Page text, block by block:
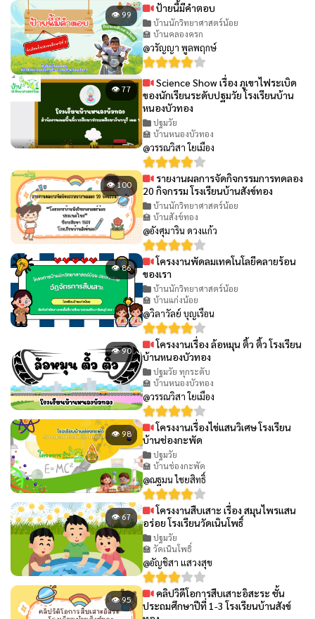
👁 99 ป้ายนี้มีคำตอบ
บ้านนักวิทยาศาสตร์น้อย
🏫 บ้านคลองครก
@วรัญญา พูลพฤกษ์
👁 77
Science Show เรื่อง ภูเขาไฟระเบิด
ของนักเรียนระดับปฐมวัย โรงเรียนบ้าน
หนองบัวทอง
ปฐมวัย
🏫 บ้านหนองบัวทอง
@วรรณวิสา ใยเมือง
👁 100
รายงานผลการจัดกิจกรรมการทดลอง
20 กิจกรรม โรงเรียนบ้านสังข์ทอง
บ้านนักวิทยาศาสตร์น้อย
🏫 บ้านสังข์ทอง
@อังศุมาริน ดวงแก้ว
👁 86
โครงงานพัดลมเทคโนโลยีคลายร้อน
ของเรา
บ้านนักวิทยาศาสตร์น้อย
🏫 บ้านแก่งน้อย
@วิลาวัลย์ บุญเรือน
👁 90
โครงงานเรื่อง ล้อหมุน ติ้ว ติ้ว โรงเรียน
บ้านหนองบัวทอง
ปฐมวัย ทุกระดับ
🏫 บ้านหนองบัวทอง
@วรรณวิสา ใยเมือง
👁 98
โครงงานเรื่องไข่แสนวิเศษ โรงเรียน
บ้านช่องกะพัด
ปฐมวัย
🏫 บ้านช่องกะพัด
@ณฐมน ไชยสิทธิ์
👁 67
โครงงานสืบเสาะ เรื่อง สมุนไพรแสน
อร่อย โรงเรียนวัดเนินโพธิ์
ปฐมวัย
🏫 วัดเนินโพธิ์
@อัญชิสา แสวงสุข
👁 95
คลิปวิดีโอการสืบเสาะอิสะระ ชั้น
ประถมศึกษาปีที่ 1-3 โรงเรียนบ้านสังข์